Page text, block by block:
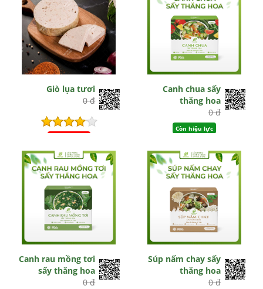
Giò lụa tươi
0 đ
Canh chua sấy
thăng hoa
0 đ
Còn hiệu lực
Canh rau mồng tơi
sấy thăng hoa
0 đ
Súp nấm chay sấy
thăng hoa
0 đ